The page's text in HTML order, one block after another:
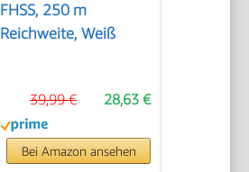
FHSS, 250 m
Reichweite, Weiß
28,63 €
39,99 €
Bei Amazon ansehen